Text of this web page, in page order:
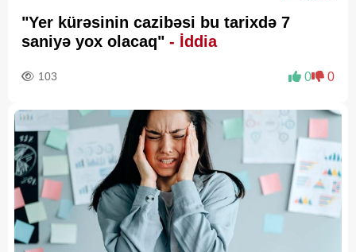
"Yer kürəsinin cazibəsi bu tarixdə 7
saniyə yox olacaq" - İddia
103 0 0